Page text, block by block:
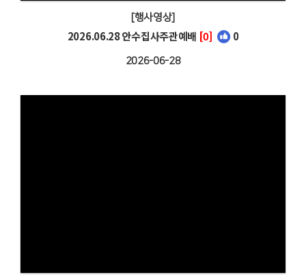
[행사영상]
2026.06.28 안수집사주관예배 [0] 0
2026-06-28